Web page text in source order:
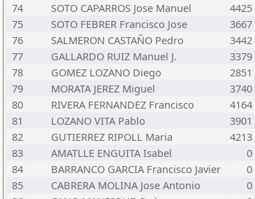
74
SOTO CAPARROS Jose Manuel 4425
75
SOTO FEBRER Francisco Jose 3667
76
SALMERON CASTAÑO Pedro 3442
77
GALLARDO RUIZ Manuel J. 3379
78
GOMEZ LOZANO Diego 2851
79
MORATA JEREZ Miguel 3740
80
RIVERA FERNANDEZ Francisco 4164
81
LOZANO VITA Pablo 3901
82
GUTIERREZ RIPOLL Maria 4213
83
AMATLLE ENGUITA Isabel 0
84
BARRANCO GARCIA Francisco Javier 0
85
CABRERA MOLINA Jose Antonio 0